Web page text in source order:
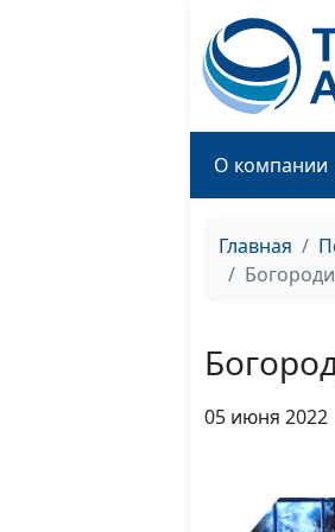
О компании
Главная
05 июня 2022